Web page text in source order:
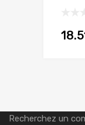
Recherchez un